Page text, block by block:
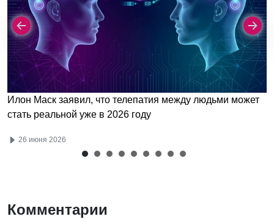
Илон Маск заявил, что телепатия между людьми может
стать реальной уже в 2026 году
26 июня 2026
Комментарии